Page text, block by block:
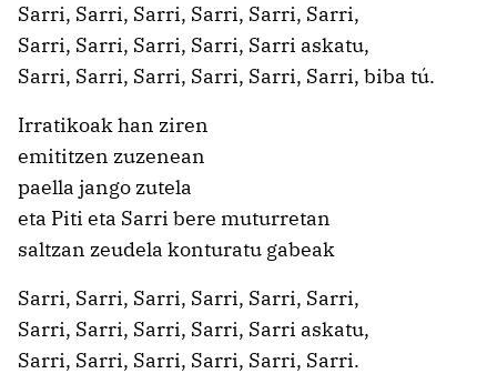
Sarri, Sarri, Sarri, Sarri, Sarri, Sarri,
Sarri, Sarri, Sarri, Sarri, Sarri askatu,
Sarri, Sarri, Sarri, Sarri, Sarri, Sarri, biba tú.
Irratikoak han ziren
emititzen zuzenean
paella jango zutela
eta Piti eta Sarri bere muturretan
saltzan zeudela konturatu gabeak
Sarri, Sarri, Sarri, Sarri, Sarri, Sarri,
Sarri, Sarri, Sarri, Sarri, Sarri askatu,
Sarri, Sarri, Sarri, Sarri, Sarri, Sarri.